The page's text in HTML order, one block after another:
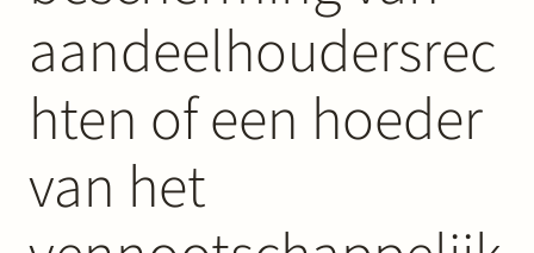
aandeelhoudersrec
hten of een hoeder
van het
Contact
Werken bij Stek